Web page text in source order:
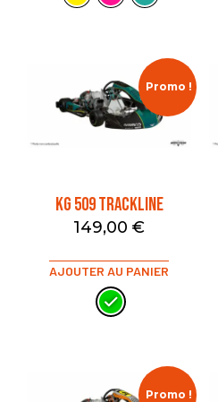
Promo !
KG 509 TRACKLINE
149,00 €
AJOUTER AU PANIER
Promo !